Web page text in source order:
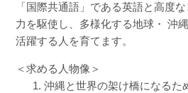
「国際共通語」である英語と高度
力を駆使し、多様化する地球・ 沖
活躍する人を育てます。
＜求める人物像＞
沖縄と世界の架け橋になるた